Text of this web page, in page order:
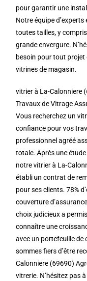
pour garantir une
Notre équipe
toutes tailles, y
grande envergure.
besoin pour tout
vitrines de magasin.
vitrier à La-Calonniere
Travaux de Vitrage
Vous recherchez un
confiance pour vos
professionnel agréé
totale. Après une
notre vitrier à La-
établi un contrat de
pour ses clients. 78%
couverture
choix judicieux a
connaître une
avec un portefeuille de
sommes fiers d’être
Calonniere (69690)
vitrerie. N’hésitez pas